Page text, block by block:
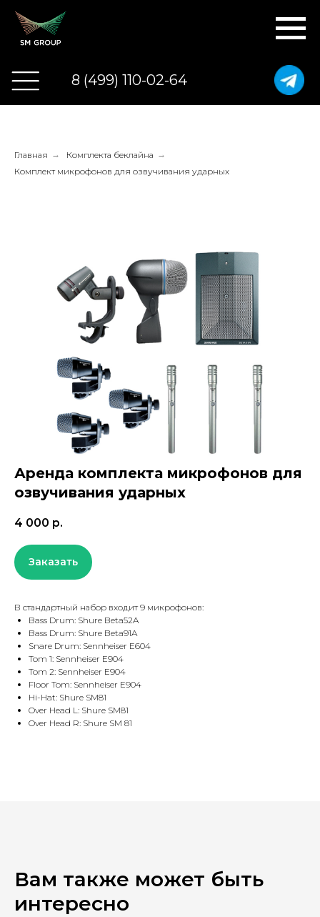
Главная → Комплекта беклайна →
Комплект микрофонов для озвучивания ударных
Аренда комплекта микрофонов для
озвучивания ударных
4 000 р.
Заказать
В стандартный набор входит 9 микрофонов:
Bass Drum: Shure Beta52A
Bass Drum: Shure Beta91A
Snare Drum: Sennheiser E604
Tom 1: Sennheiser E904
Tom 2: Sennheiser E904
Floor Tom: Sennheiser E904
Hi-Hat: Shure SM81
Over Head L: Shure SM81
Over Head R: Shure SM 81
Вам также может быть
интересно